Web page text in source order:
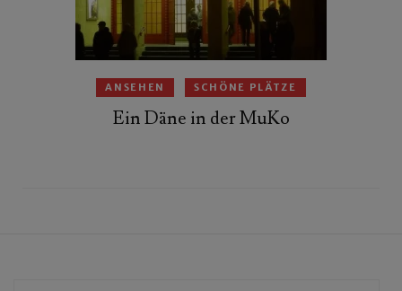
ANSEHEN SCHÖNE PLÄTZE
Ein Däne in der MuKo